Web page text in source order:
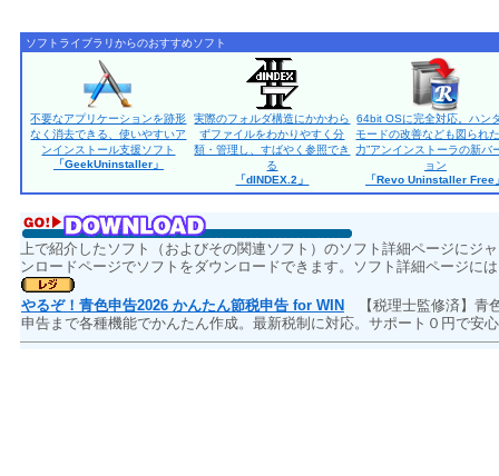
ソフトライブラリからのおすすめソフト
不要なアプリケーションを跡形
なく消去できる、使いやすいア
ンインストール支援ソフト
「GeekUninstaller」
実際のフォルダ構造にかかわら
ずファイルをわかりやすく分
類・管理し、すばやく参照でき
る
「dINDEX.2」
64bit OSに完全対応。ハン
モードの改善なども図られ
力”アンインストーラの新バ
ョン
「Revo Uninstaller Free
上で紹介したソフト（およびその関連ソフト）のソフト詳細ページにジ
ンロードページでソフトをダウンロードできます。ソフト詳細ページに
やるぞ！青色申告2026 かんたん節税申告 for WIN
【税理士監修済】青
申告まで各種機能でかんたん作成。最新税制に対応。サポート０円で安